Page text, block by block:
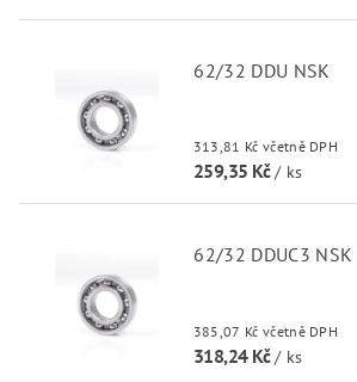
62/32 DDU NSK
313,81 Kč včetně DPH
259,35 Kč/ ks
62/32 DDUC3 NSK
385,07 Kč včetně DPH
318,24 Kč/ ks